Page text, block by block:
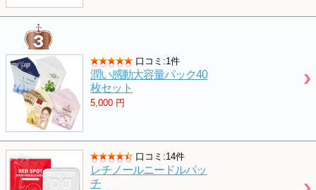
口コミ:1件
潤い感動大容量パック40
枚セット
5,000 円
口コミ:14件
レチノールニードルパッ
チ